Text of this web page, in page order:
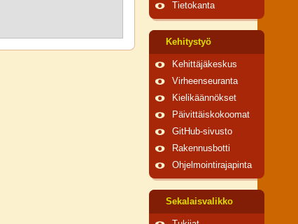
Tietokanta
Kehitystyö
Kehittäjäkeskus
Virheenseuranta
Kielikäännökset
Päivittäiskokoomat
GitHub-sivusto
Rakennusbotti
Ohjelmointirajapinta
Sekalaisvalikko